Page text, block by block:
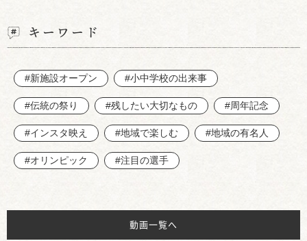
キーワード
#新施設オープン #小中学校の出来事
#伝統の祭り #残したい大切なもの #周年記念
#インスタ映え #地域で楽しむ #地域の有名人
#オリンピック #注目の選手
動画一覧へ